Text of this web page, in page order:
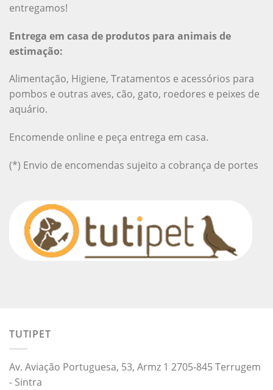
entregamos!
Entrega em casa de produtos para animais de
estimação:
Alimentação, Higiene, Tratamentos e acessórios para
pombos e outras aves, cão, gato, roedores e peixes de
aquário.
Encomende online e peça entrega em casa.
(*) Envio de encomendas sujeito a cobrança de portes
TUTIPET
Av. Aviação Portuguesa, 53, Armz 1 2705-845 Terrugem
- Sintra